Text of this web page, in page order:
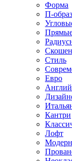
Форма
П-
Стиль
Евро
Кантри
Лофт
Модерн